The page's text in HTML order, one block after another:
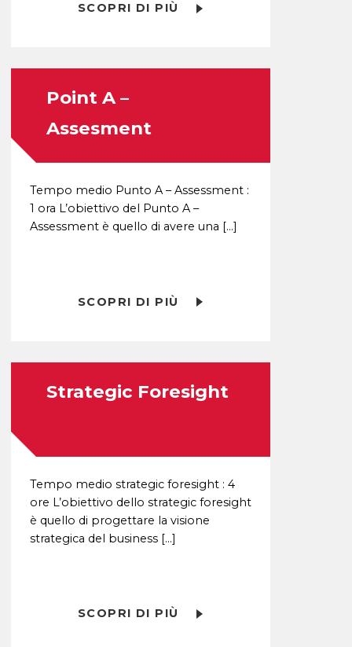
SCOPRI DI PIÙ
Point A –
Assesment
Tempo medio Punto A – Assessment :
1 ora L’obiettivo del Punto A –
Assessment è quello di avere una […]
SCOPRI DI PIÙ
Strategic Foresight
Tempo medio strategic foresight : 4
ore L’obiettivo dello strategic foresight
è quello di progettare la visione
strategica del business […]
SCOPRI DI PIÙ